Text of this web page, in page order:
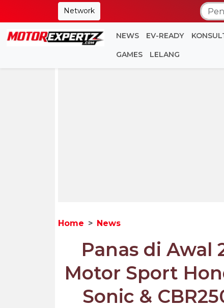
Network
NEWS EV-READY
GAMES LELANG
Home News
Panas di Awal
Motor Sport
Sonic &